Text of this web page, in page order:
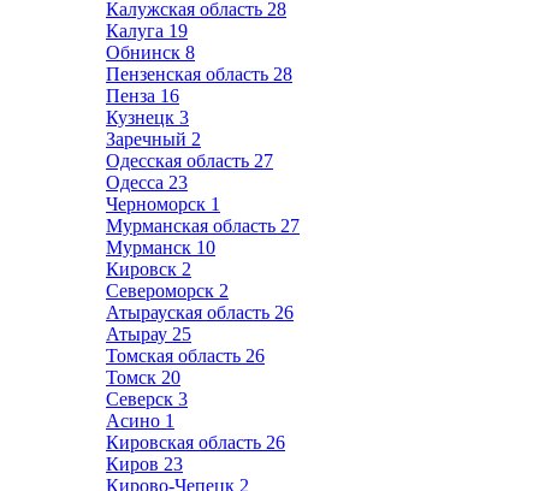
Калужская область 28
Калуга 19
Обнинск 8
Пензенская область 28
Пенза 16
Кузнецк 3
Заречный 2
Одесская область 27
Одесса 23
Черноморск 1
Мурманская область 27
Мурманск 10
Кировск 2
Североморск 2
Атырауская область 26
Атырау 25
Томская область 26
Томск 20
Северск 3
Асино 1
Кировская область 26
Киров 23
Кирово-Чепецк 2